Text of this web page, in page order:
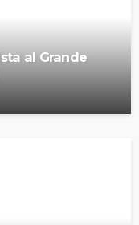
al Grande